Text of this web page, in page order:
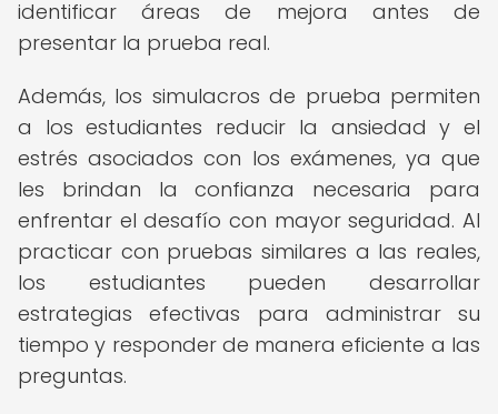
identificar áreas de mejora antes de
presentar la prueba real.
Además, los simulacros de prueba permiten
a los estudiantes reducir la ansiedad y el
estrés asociados con los exámenes, ya que
les brindan la confianza necesaria para
enfrentar el desafío con mayor seguridad. Al
practicar con pruebas similares a las reales,
los estudiantes pueden desarrollar
estrategias efectivas para administrar su
tiempo y responder de manera eficiente a las
preguntas.